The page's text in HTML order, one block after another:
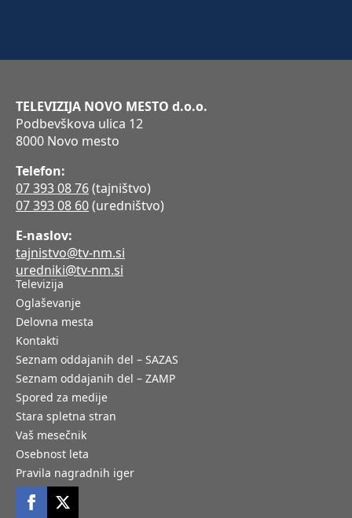
TELEVIZIJA NOVO MESTO d.o.o.
Podbevškova ulica 12
8000 Novo mesto
Telefon:
07 393 08 76(tajništvo)
07 393 08 60(uredništvo)
E-naslov:
tajnistvo@tv-nm.si
uredniki@tv-nm.si
Televizija
Oglaševanje
Delovna mesta
Kontakti
Seznam oddajanih del – SAZAS
Seznam oddajanih del – ZAMP
Spored za medije
Stara spletna stran
Vaš mesečnik
Osebnost leta
Pravila nagradnih iger